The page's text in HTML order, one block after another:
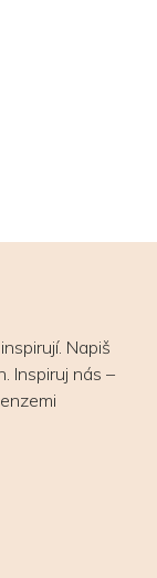
Napiš
Inspiruj nás –